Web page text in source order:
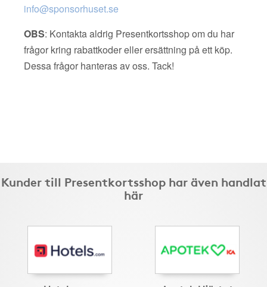
info@sponsorhuset.se
OBS: Kontakta aldrig Presentkortsshop om du har
frågor kring rabattkoder eller ersättning på ett köp.
Dessa frågor hanteras av oss. Tack!
Kunder till Presentkortsshop har även handlat
här